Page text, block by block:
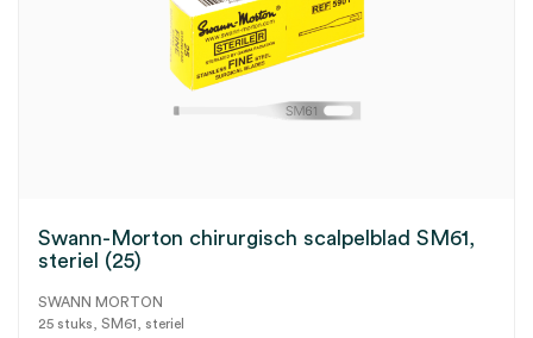
Swann-Morton chirurgisch scalpelblad SM61,
steriel (25)
SWANN MORTON
25 stuks, SM61, steriel